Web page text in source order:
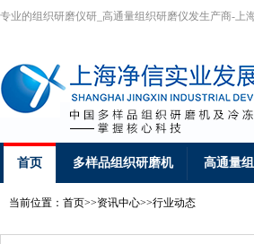
专业的组织研磨仪研_高通量组织研磨仪发生产商-上
首页 多样品组织研磨机 高通量
当前位置： 首页>>资讯中心>>行业动态